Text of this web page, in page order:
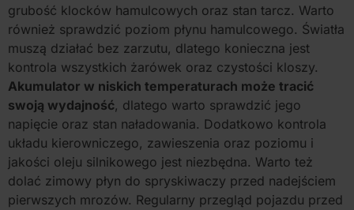
grubość klocków hamulcowych oraz stan tarcz. Warto
również sprawdzić poziom płynu hamulcowego. Światła
muszą działać bez zarzutu, dlatego konieczna jest
kontrola wszystkich żarówek oraz czystości kloszy.
Akumulator w niskich temperaturach może tracić
swoją wydajność, dlatego warto sprawdzić jego
napięcie oraz stan naładowania. Dodatkowo kontrola
układu kierowniczego, zawieszenia oraz poziomu i
jakości oleju silnikowego jest niezbędna. Warto też
dolać zimowy płyn do spryskiwaczy przed nadejściem
pierwszych mrozów. Regularny przegląd pojazdu przed